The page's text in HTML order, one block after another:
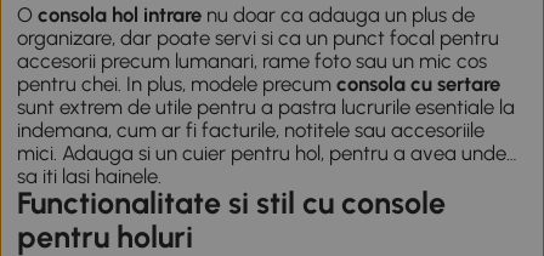
Oconsola hol intrare nu doar ca adauga un plus de
organizare, dar poate servi si ca un punct focal pentru
accesorii precum lumanari, rame foto sau un mic cos
pentru chei. In plus, modele precumconsola cu sertare
sunt extrem de utile pentru a pastra lucrurile esentiale la
indemana, cum ar fi facturile, notitele sau accesoriile
mici. Adauga si uncuier pentru hol, pentru a avea unde
sa iti lasi hainele.
Functionalitate si stil cu console
pentru holuri